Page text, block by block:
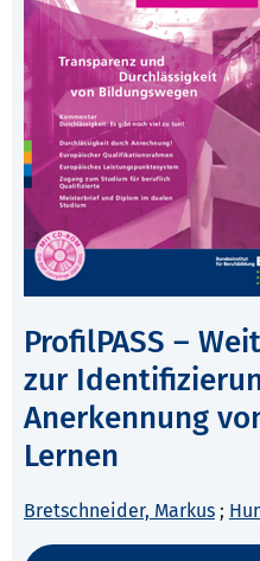
ProfilPASS –
zur
Anerkennung
Lernen
Bretschneider, Markus ;